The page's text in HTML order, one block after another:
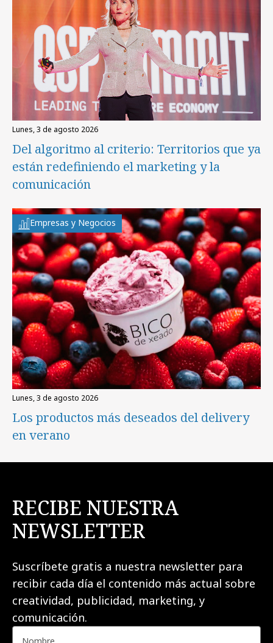
lunes, 3 de agosto 2026
Del algoritmo al criterio: Territorios que ya
están redefiniendo el marketing y la
comunicación
Empresas y Negocios
lunes, 3 de agosto 2026
Los productos más deseados del delivery
en verano
RECIBE NUESTRA
NEWSLETTER
Suscríbete gratis a nuestra newsletter para
recibir cada día el contenido más actual sobre
creatividad, publicidad, marketing, y
comunicación.